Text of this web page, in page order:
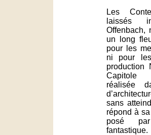
Les
laissés
Offenbach,
un long
pour les
ni pour
production
Capitole
réalisée
sans
répond à
posé
fantastique.